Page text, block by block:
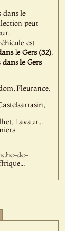
dans le
peut
est
le Gers (32).
dans le Gers
Fleurance,
Lavaur...
de-